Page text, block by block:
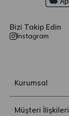
Bizi Takip Edin
Instagram
Kurumsal
Müşteri İlişkileri